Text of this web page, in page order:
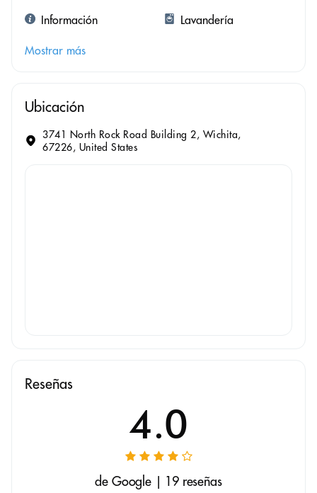
Información Lavandería
Mostrar más
Ubicación
3741 North Rock Road Building 2, Wichita,
67226, United States
Reseñas
4.0
de Google | 19 reseñas